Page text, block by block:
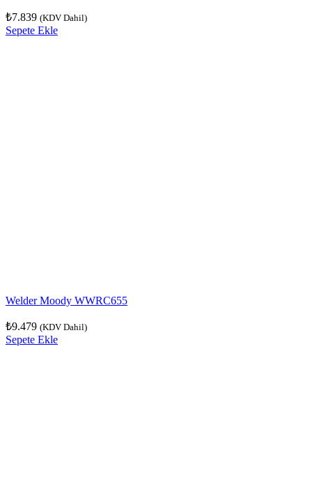
₺7.839 (KDV Dahil)
Sepete Ekle
Welder Moody WWRC655
₺9.479 (KDV Dahil)
Sepete Ekle